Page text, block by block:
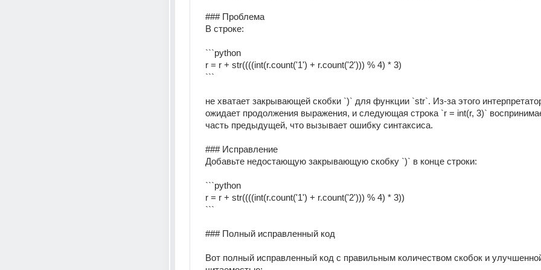
### Проблема
В строке:
```python
r = r + str((((int(r.count('1') + r.count('2'))) % 4) * 3)
```
не хватает закрывающей скобки `)` для функции `str`. Из-за этого
ожидает продолжения выражения, и следующая строка `r = int(r, 3)`
часть предыдущей, что вызывает ошибку синтаксиса.
### Исправление
Добавьте недостающую закрывающую скобку `)` в конце строки:
```python
r = r + str((((int(r.count('1') + r.count('2'))) % 4) * 3))
```
### Полный исправленный код
Вот полный исправленный код с правильным количеством скобок и